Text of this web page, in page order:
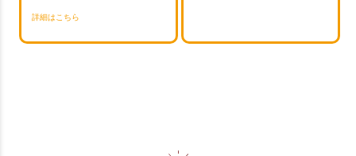
詳細はこちら